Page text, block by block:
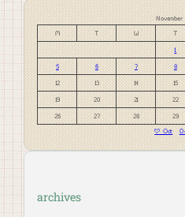
November
M
T W T
1
5 6 7 8
12 13 14 15
19 20 21 22
26 27 28 29
« Oct
archives